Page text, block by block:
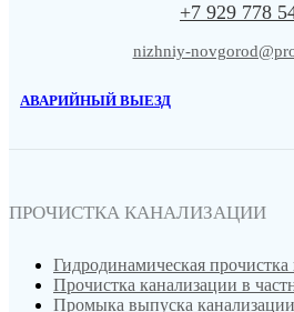
+7 929 778
nizhniy-
АВАРИЙНЫЙ ВЫЕЗД
ПРОЧИСТКА КАНАЛИЗАЦИИ
Гидродинамическая прочистка
Прочистка канализации в
Промыка выпуска канализации